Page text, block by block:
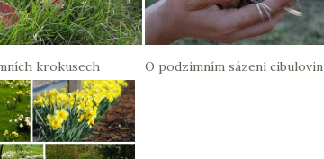
krokusech O podzimním sázení cibulovin